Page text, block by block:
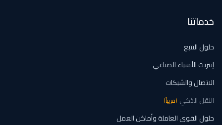
خدماتنا
حلول التتبع
إنترنت الأشياء الصناعي
الاتصال والشبكات
النقل الذكي (قريباً)
حلول القوى العاملة وأماكن العمل